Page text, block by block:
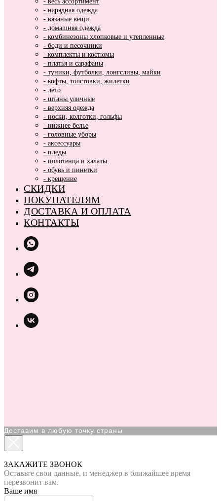
- нарядная одежда
- вязаные вещи
- домашняя одежда
- комбинезоны хлопковые и утепленные
- боди и песочники
- комплекты и костюмы
- платья и сарафаны
- туники, футболки, лонгсливы, майки
- кофты, толстовки, жилетки
- лето
- штаны уличные
- верхняя одежда
- носки, колготки, гольфы
- нижнее белье
- головные уборы
- аксессуары
- пледы
- полотенца и халаты
- обувь и пинетки
- крещение
СКИДКИ
ПОКУПАТЕЛЯМ
ДОСТАВКА И ОПЛАТА
КОНТАКТЫ
Доставим в любую точку страны
Вы на сайте Московского филиала
-5% на первый заказ (товар на скидках не участвует в
акции)
ЗАКАЖИТЕ ЗВОНОК
Оставьте свои данные, и менеджер в ближайшее время
перезвонит вам.
Ваше имя